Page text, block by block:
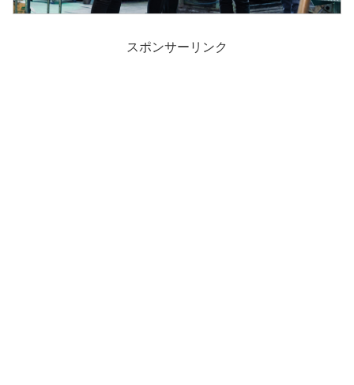
スポンサーリンク